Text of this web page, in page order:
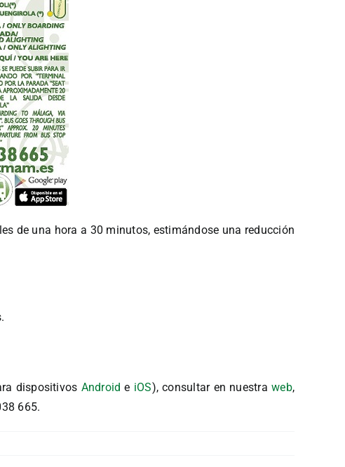
de una hora a 30 minutos, estimándose una reducción
dispositivos Android e iOS), consultar en nuestraweb,
665.